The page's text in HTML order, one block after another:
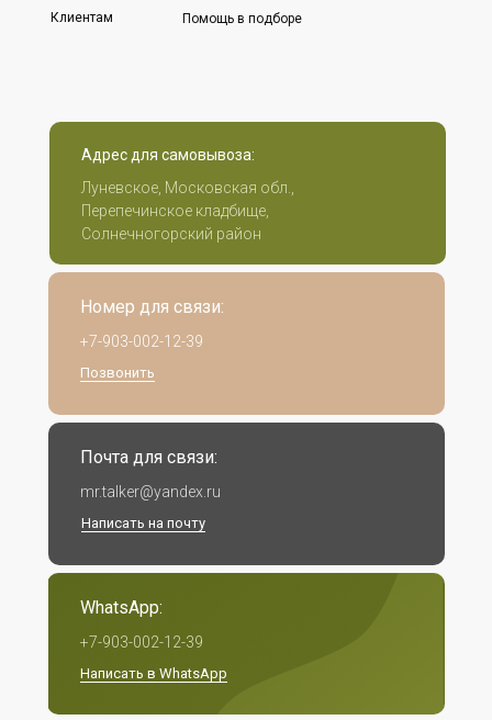
Клиентам
Помощь в подборе
WhatsApp:
mr.talker@yandex.ru
Почта для связи:
Адрес для самовывоза:
Луневское, Московская обл.,
Перепечинское кладбище,
Солнечногорский район
Номер для связи:
Написать в WhatsApp
+7-903-002-12-39
Позвонить
+7-903-002-12-39
Написать на почту